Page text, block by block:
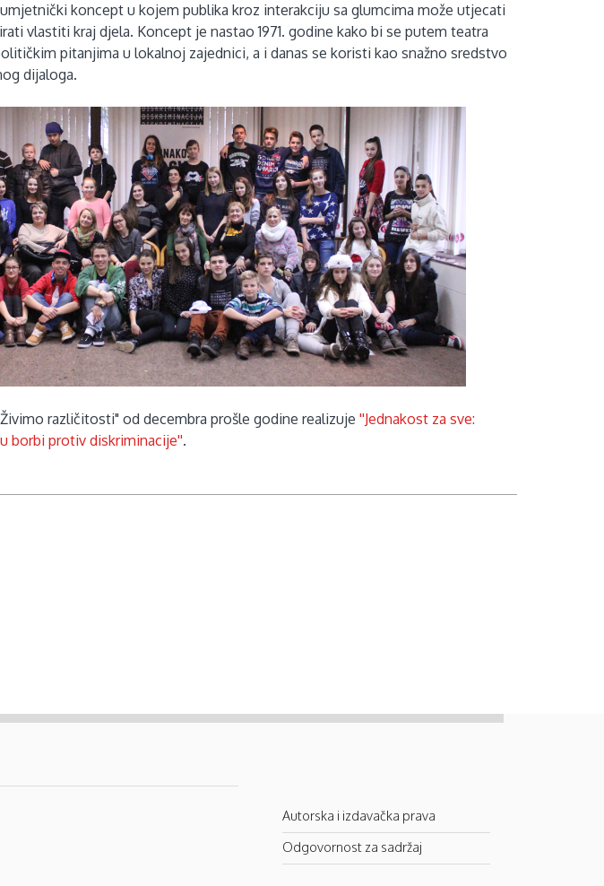
koncept u kojem publika kroz interakciju sa glumcima može utjecati
vlastiti kraj djela. Koncept je nastao 1971. godine kako bi se putem teatra
pitanjima u lokalnoj zajednici, a i danas se koristi kao snažno sredstvo
dijaloga.
različitosti" od decembra prošle godine realizuje''Jednakost za sve:
borbi protiv diskriminacije''.
Autorska i izdavačka prava
Odgovornost za sadržaj